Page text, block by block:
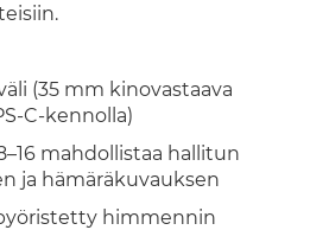
(35 mm kinovastaava
C-kennolla)
mahdollistaa hallitun
ja hämäräkuvauksen
himmennin